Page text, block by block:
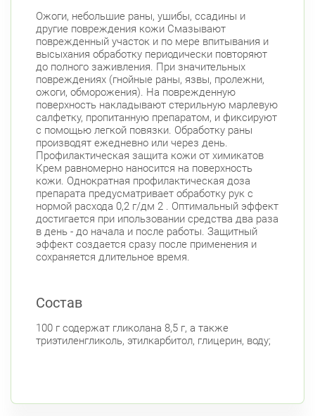
Ожоги, небольшие раны, ушибы, ссадины и
другие повреждения кожи Смазывают
поврежденный участок и по мере впитывания и
высыхания обработку периодически повторяют
до полного заживления. При значительных
повреждениях (гнойные раны, язвы, пролежни,
ожоги, обморожения). На поврежденную
поверхность накладывают стерильную марлевую
салфетку, пропитанную препаратом, и фиксируют
с помощью легкой повязки. Обработку раны
производят ежедневно или через день.
Профилактическая защита кожи от химикатов
Крем равномерно наносится на поверхность
кожи. Однократная профилактическая доза
препарата предусматривает обработку рук с
нормой расхода 0,2 г/дм 2 . Оптимальный эффект
достигается при ипользовании средства два раза
в день - до начала и после работы. Защитный
эффект создается сразу после применения и
сохраняется длительное время.
Состав
100 г содержат гликолана 8,5 г, а также
триэтиленгликоль, этилкарбитол, глицерин, воду;